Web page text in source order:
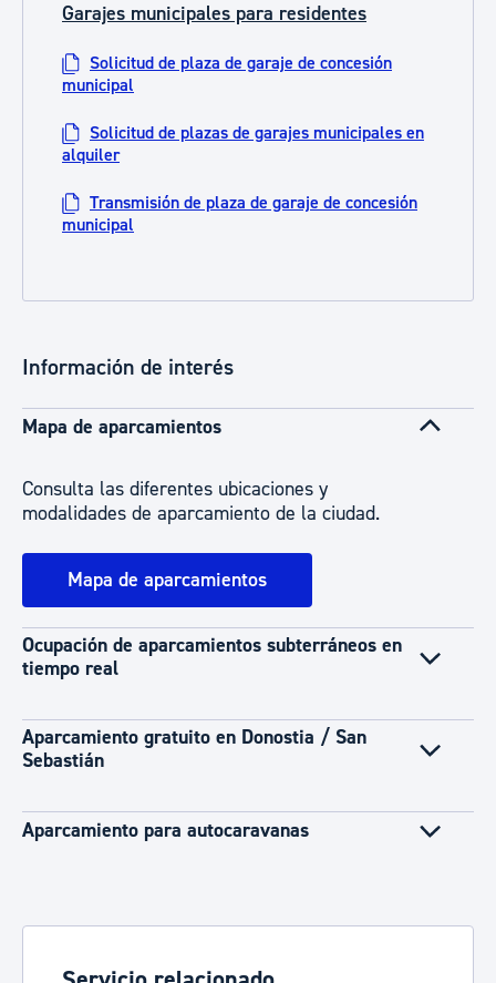
Garajes municipales para residentes
Solicitud de plaza de garaje de concesión
municipal
Solicitud de plazas de garajes municipales en
alquiler
Transmisión de plaza de garaje de concesión
municipal
Información de interés
Mapa de aparcamientos
Consulta las diferentes ubicaciones y
modalidades de aparcamiento de la ciudad.
Mapa de aparcamientos
Ocupación de aparcamientos subterráneos en
tiempo real
Aparcamiento gratuito en Donostia / San
Sebastián
Aparcamiento para autocaravanas